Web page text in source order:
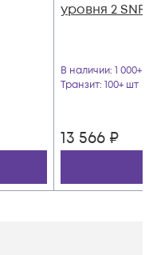
уровня 2
В наличии: 1 000+
Транзит: 100+ шт
13 566 ₽